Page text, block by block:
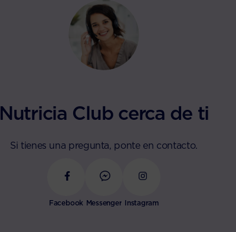
Nutricia Club cerca de ti
Si tienes una pregunta, ponte en contacto.
Facebook Messenger Instagram